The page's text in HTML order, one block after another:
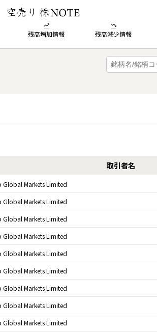
残高増加情報 残高減少情報
取引者名
Global Markets Limited
Global Markets Limited
Global Markets Limited
Global Markets Limited
Global Markets Limited
Global Markets Limited
Global Markets Limited
Global Markets Limited
Global Markets Limited